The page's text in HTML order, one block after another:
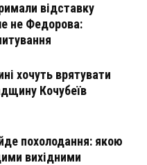
відставку
не Федорова:
хочуть врятувати
Кочубеїв
похолодання: якою
вихідними